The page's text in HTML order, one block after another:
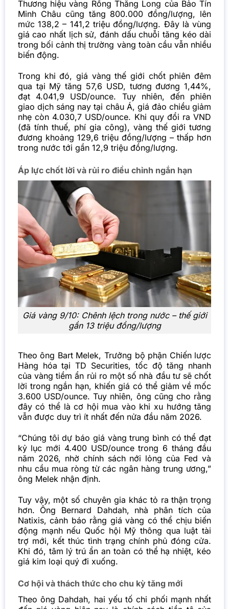
Thương hiệu vàng Rồng Thăng Long của Bảo Tín
Minh Châu cũng tăng 800.000 đồng/lượng, lên
mức 138,2 – 141,2 triệu đồng/lượng. Đây là vùng
giá cao nhất lịch sử, đánh dấu chuỗi tăng kéo dài
trong bối cảnh thị trường vàng toàn cầu vẫn nhiều
biến động.
Trong khi đó, giá vàng thế giới chốt phiên đêm
qua tại Mỹ tăng 57,6 USD, tương đương 1,44%,
đạt 4.041,9 USD/ounce. Tuy nhiên, đến phiên
giao dịch sáng nay tại châu Á, giá đảo chiều giảm
nhẹ còn 4.030,7 USD/ounce. Khi quy đổi ra VND
(đã tính thuế, phí gia công), vàng thế giới tương
đương khoảng 129,6 triệu đồng/lượng – thấp hơn
trong nước tới gần 12,9 triệu đồng/lượng.
Áp lực chốt lời và rủi ro điều chỉnh ngắn hạn
Giá vàng 9/10: Chênh lệch trong nước – thế giới
gần 13 triệu đồng/lượng
Theo ông Bart Melek, Trưởng bộ phận Chiến lược
Hàng hóa tại TD Securities, tốc độ tăng nhanh
của vàng tiềm ẩn rủi ro một số nhà đầu tư sẽ chốt
lời trong ngắn hạn, khiến giá có thể giảm về mốc
3.600 USD/ounce. Tuy nhiên, ông cũng cho rằng
đây có thể là cơ hội mua vào khi xu hướng tăng
vẫn được duy trì ít nhất đến nửa đầu năm 2026.
“Chúng tôi dự báo giá vàng trung bình có thể đạt
kỷ lục mới 4.400 USD/ounce trong 6 tháng đầu
năm 2026, nhờ chính sách nới lỏng của Fed và
nhu cầu mua ròng từ các ngân hàng trung ương,”
ông Melek nhận định.
Tuy vậy, một số chuyên gia khác tỏ ra thận trọng
hơn. Ông Bernard Dahdah, nhà phân tích của
Natixis, cảnh báo rằng giá vàng có thể chịu biến
động mạnh nếu Quốc hội Mỹ thông qua luật tài
trợ mới, kết thúc tình trạng chính phủ đóng cửa.
Khi đó, tâm lý trú ẩn an toàn có thể hạ nhiệt, kéo
giá kim loại quý đi xuống.
Cơ hội và thách thức cho chu kỳ tăng mới
Theo ông Dahdah, hai yếu tố chi phối mạnh nhất